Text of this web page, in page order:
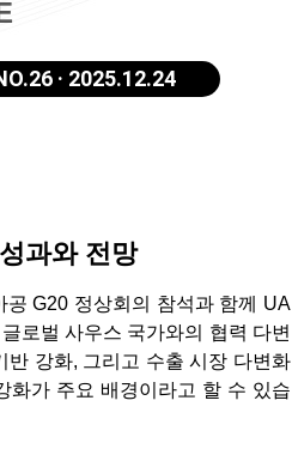
· 2025.12.24
과와 전망
G20 정상회의 참석과 함께 UA
로벌 사우스 국가와의 협력 다변
반 강화, 그리고 수출 시장 다변화
화가 주요 배경이라고 할 수 있습